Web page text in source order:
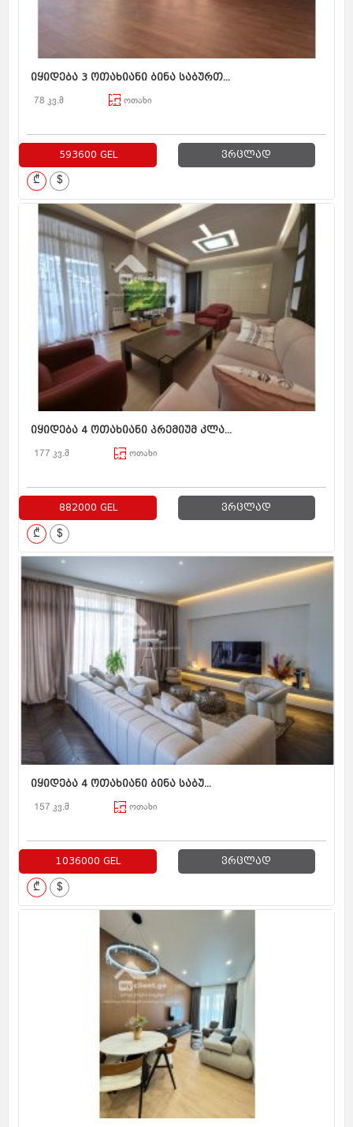
იყიდება 3 ოთახიანი ბინა საბურთ...
78 კვ.მ ოთახი
593600 GEL ვრცლად
₾ $
იყიდება 4 ოთახიანი პრემიუმ კლა...
177 კვ.მ ოთახი
882000 GEL ვრცლად
₾ $
იყიდება 4 ოთახიანი ბინა საბუ...
157 კვ.მ ოთახი
1036000 GEL ვრცლად
₾ $